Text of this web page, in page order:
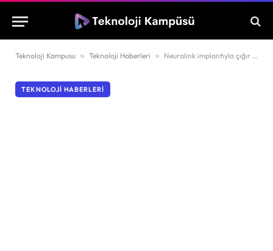
Teknoloji Kampusu » Teknoloji Haberleri » Neuralink implantıyla çığır açan gelişme!
TEKNOLOJI HABERLERI